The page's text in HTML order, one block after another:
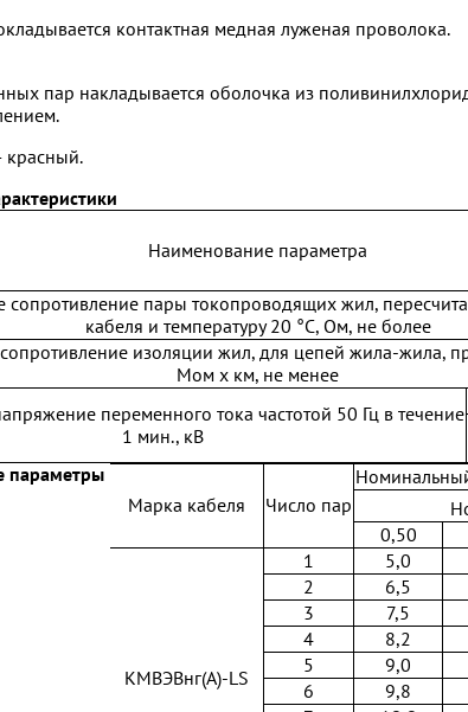
контактная медная луженая проволока.
пар накладывается оболочка из
красный.
Наименование параметра
сопротивление пары токопроводящих жил,
кабеля и температуру 20 °С, Ом, не более
изоляции жил, для цепей жила-жила,
Мом х км, не менее
переменного тока частотой 50 Гц в течение
1 мин., кВ
параметры
Марка кабеля
Число пар
0,50
КМВЭВнг(А)-LS
1 5,0
2
6,5
3
7,5
4
8,2
5
9,0
6
9,8